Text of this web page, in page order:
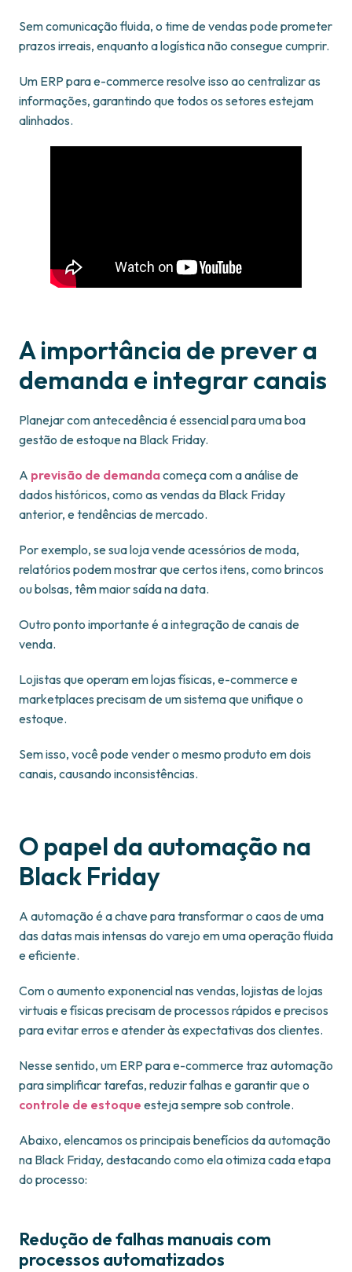
Sem comunicação fluida, o time de vendas pode prometer
prazos irreais, enquanto a logística não consegue cumprir.
Um ERP para e-commerce resolve isso ao centralizar as
informações, garantindo que todos os setores estejam
alinhados.
A importância de prever a
demanda e integrar canais
Planejar com antecedência é essencial para uma boa
gestão de estoque na Black Friday.
A previsão de demandacomeça com a análise de
dados históricos, como as vendas da Black Friday
anterior, e tendências de mercado.
Por exemplo, se sua loja vende acessórios de moda,
relatórios podem mostrar que certos itens, como brincos
ou bolsas, têm maior saída na data.
Outro ponto importante é a integração de canais de
venda.
Lojistas que operam em lojas físicas, e-commerce e
marketplaces precisam de um sistema que unifique o
estoque.
Sem isso, você pode vender o mesmo produto em dois
canais, causando inconsistências.
O papel da automação na
Black Friday
A automação é a chave para transformar o caos de uma
das datas mais intensas do varejo em uma operação fluida
e eficiente.
Com o aumento exponencial nas vendas, lojistas de lojas
virtuais e físicas precisam de processos rápidos e precisos
para evitar erros e atender às expectativas dos clientes.
Nesse sentido, um ERP para e-commerce traz automação
para simplificar tarefas, reduzir falhas e garantir que o
controle de estoque esteja sempre sob controle.
Abaixo, elencamos os principais benefícios da automação
na Black Friday, destacando como ela otimiza cada etapa
do processo:
Redução de falhas manuais com
processos automatizados